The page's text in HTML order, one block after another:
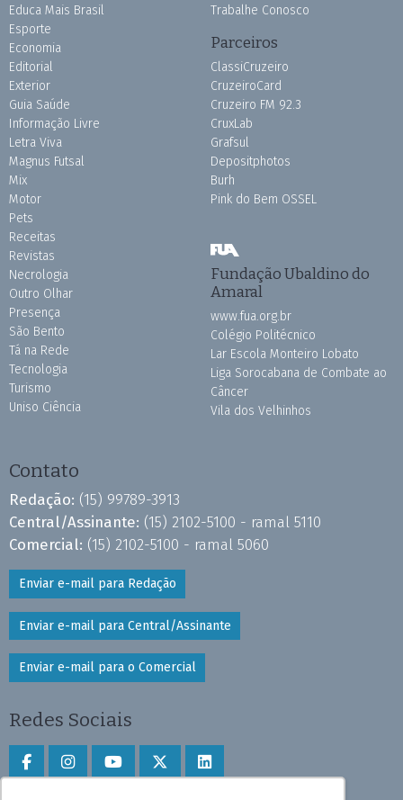
Educa Mais Brasil
Esporte
Economia
Editorial
Exterior
Guia Saúde
Informação Livre
Letra Viva
Magnus Futsal
Mix
Motor
Pets
Receitas
Revistas
Necrologia
Outro Olhar
Presença
São Bento
Tá na Rede
Tecnologia
Turismo
Uniso Ciência
Trabalhe Conosco
Parceiros
ClassiCruzeiro
CruzeiroCard
Cruzeiro FM 92.3
CruxLab
Grafsul
Depositphotos
Burh
Pink do Bem OSSEL
Fundação Ubaldino do
Amaral
www.fua.org.br
Colégio Politécnico
Lar Escola Monteiro Lobato
Liga Sorocabana de Combate ao
Câncer
Vila dos Velhinhos
Contato
Redação: (15) 99789-3913
Central/Assinante: (15) 2102-5100 - ramal 5110
Comercial: (15) 2102-5100 - ramal 5060
Enviar e-mail para Redação
Enviar e-mail para Central/Assinante
Enviar e-mail para o Comercial
Redes Sociais